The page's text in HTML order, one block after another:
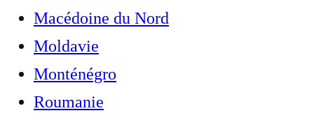
Macédoine du Nord
Moldavie
Monténégro
Roumanie